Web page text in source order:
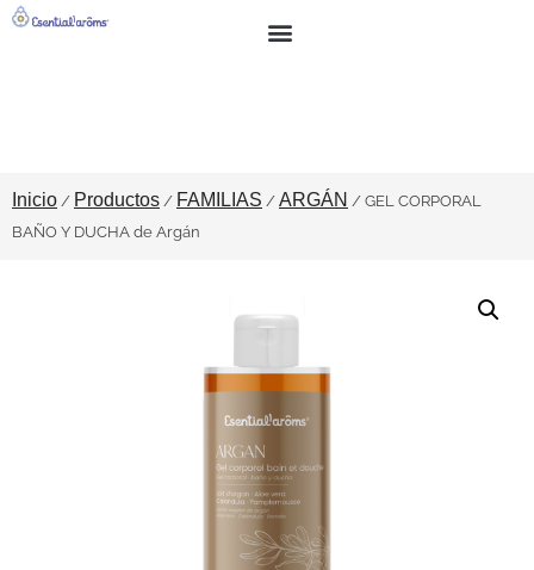
Inicio / Productos / FAMILIAS / ARGÁN / GEL CORPORAL
BAÑO Y DUCHA de Argán